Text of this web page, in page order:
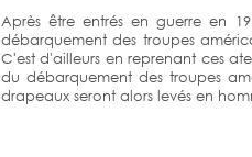
Après être entrés en guerre en
débarquement des troupes
C'est d'ailleurs en reprenant ces
du débarquement des troupes
drapeaux seront alors levés en